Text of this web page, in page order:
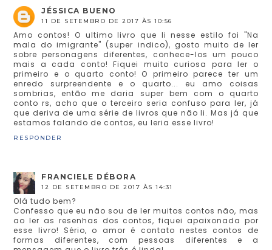
JÉSSICA BUENO
11 DE SETEMBRO DE 2017 ÀS 10:56
Amo contos! O ultimo livro que li nesse estilo foi "Na
mala do imigrante" (super indico), gosto muito de ler
sobre personagens diferentes, conhece-los um pouco
mais a cada conto! Fiquei muito curiosa para ler o
primeiro e o quarto conto! O primeiro parece ter um
enredo surpreendente e o quarto... eu amo coisas
sombrias, então me daria super bem com o quarto
conto rs, acho que o terceiro seria confuso para ler, já
que deriva de uma série de livros que não li. Mas já que
estamos falando de contos, eu leria esse livro!
RESPONDER
FRANCIELE DÉBORA
12 DE SETEMBRO DE 2017 ÀS 14:31
Olá tudo bem?
Confesso que eu não sou de ler muitos contos não, mas
ao ler as resenhas dos contos, fiquei apaixonada por
esse livro! Sério, o amor é contato nestes contos de
formas diferentes, com pessoas diferentes e a